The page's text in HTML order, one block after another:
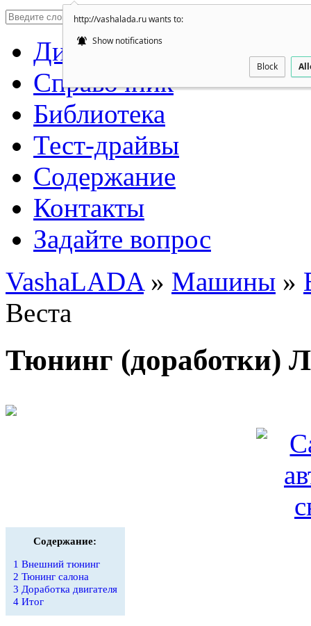
http://vashalada.ru wants to:
Show notifications
Block
Дилеры автоваз
Справочник
Библиотека
Тест-драйвы
Содержание
Контакты
Задайте вопрос
VashaLADA» Машины »
Веста
Тюнинг (доработки)
Содержание:
1 Внешний тюнинг
2 Тюнинг салона
3 Доработка двигателя
4 Итог